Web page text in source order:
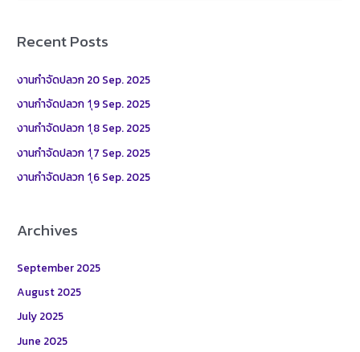
h
:
Recent Posts
งานกำจัดปลวก 20 Sep. 2025
งานกำจัดปลวก 1ุ9 Sep. 2025
งานกำจัดปลวก 1ุ8 Sep. 2025
งานกำจัดปลวก 1ุ7 Sep. 2025
งานกำจัดปลวก 1ุ6 Sep. 2025
Archives
September 2025
August 2025
July 2025
June 2025